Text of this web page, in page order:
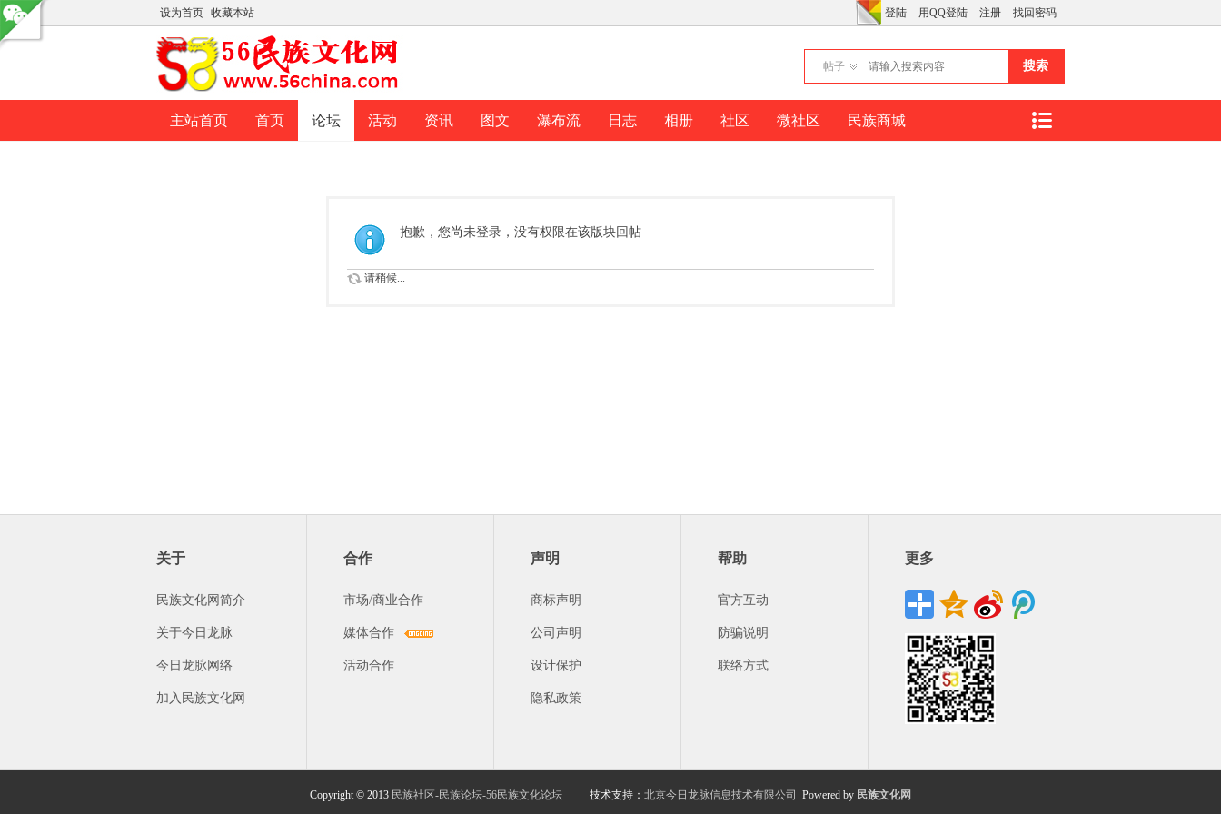
设为首页 收藏本站 登陆 用QQ登陆 注册 找回密码
帖子 搜索
主站首页 首页 论坛 活动 资讯 图文 瀑布流 日志 相册 社区 微社区 民族商城
抱歉，您尚未登录，没有权限在该版块回帖
请稍候...
关于
民族文化网简介
关于今日龙脉
今日龙脉网络
加入民族文化网
合作
市场/商业合作
媒体合作
活动合作
声明
商标声明
公司声明
设计保护
隐私政策
帮助
官方互动
防骗说明
联络方式
更多
Copyright © 2013 民族社区-民族论坛-56民族文化论坛 技术支持： 北京今日龙脉信息技术有限公司 Powered by 民族文化网